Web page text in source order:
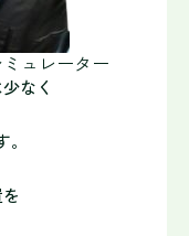
ュレーター
なく